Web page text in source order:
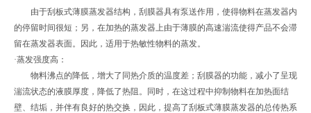
由于刮板式薄膜蒸发器结构，刮膜器具有泵送作用，使得物料在蒸发器内
的停留时间很短；另，在加热的蒸发器上由于薄膜的高速湍流使得产品不会滞
留在蒸发器表面。因此，适用于热敏性物料的蒸发。
·蒸发强度高：
物料沸点的降低，增大了同热介质的温度差；刮膜器的功能，减小了呈现
湍流状态的液膜厚度，降低了热阻。同时，在这过程中抑制物料在加热面结
壁、结垢，并伴有良好的热交换，因此，提高了刮板式薄膜蒸发器的总传热系